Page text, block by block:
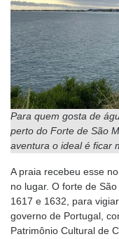
Para quem gosta de
perto do Forte de São
aventura o ideal é ficar
A praia recebeu esse
no lugar. O forte de
1617 e 1632, para
governo de Portugal,
Patrimônio Cultural de